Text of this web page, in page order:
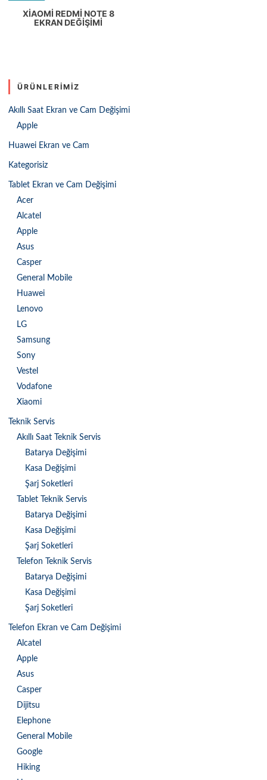
XIAOMI REDMI NOTE 8
EKRAN DEĞIŞIMI
ÜRÜNLERIMIZ
Akıllı Saat Ekran ve Cam Değişimi
Apple
Huawei Ekran ve Cam
Kategorisiz
Tablet Ekran ve Cam Değişimi
Acer
Alcatel
Apple
Asus
Casper
General Mobile
Huawei
Lenovo
LG
Samsung
Sony
Vestel
Vodafone
Xiaomi
Teknik Servis
Akıllı Saat Teknik Servis
Batarya Değişimi
Kasa Değişimi
Şarj Soketleri
Tablet Teknik Servis
Batarya Değişimi
Kasa Değişimi
Şarj Soketleri
Telefon Teknik Servis
Batarya Değişimi
Kasa Değişimi
Şarj Soketleri
Telefon Ekran ve Cam Değişimi
Alcatel
Apple
Asus
Casper
Dijitsu
Elephone
General Mobile
Google
Hiking